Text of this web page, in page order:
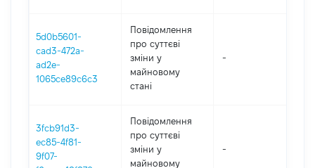
5d0b5601-
cad3-472a-
ad2e-
1065ce89c6c3
Повідомлення
про суттєві
зміни y
майновому
стані
-
3fcb91d3-
ec85-4f81-
9f07-
Повідомлення
про суттєві
зміни y
майновому
-